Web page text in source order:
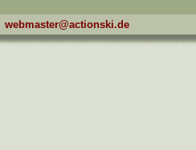
webmaster@actionski.de